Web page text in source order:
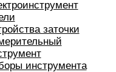
заточки
инструмента